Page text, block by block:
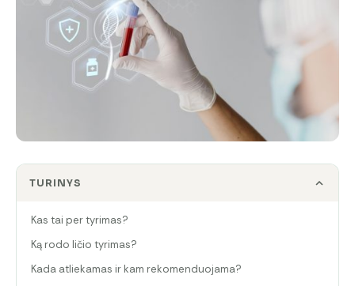
TURINYS
Kas tai per tyrimas?
Ką rodo ličio tyrimas?
Kada atliekamas ir kam rekomenduojama?